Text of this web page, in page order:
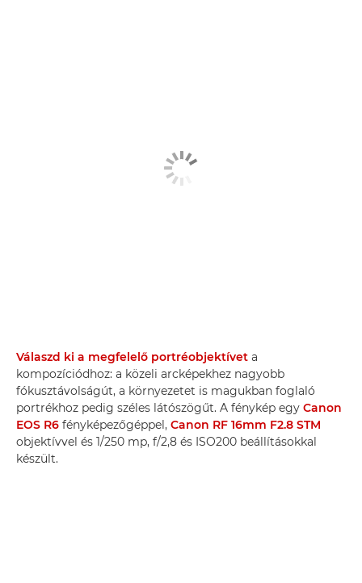
Válaszd ki a megfelelő portréobjektívet a
kompozíciódhoz: a közeli arcképekhez nagyobb
fókusztávolságút, a környezetet is magukban foglaló
portrékhoz pedig széles látószögűt. A fénykép egy Canon
EOS R6 fényképezőgéppel, Canon RF 16mm F2.8 STM
objektívvel és 1/250 mp, f/2,8 és ISO200 beállításokkal
készült.